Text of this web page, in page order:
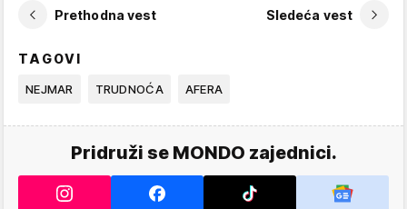
Prethodna vest Sledeća vest
TAGOVI
NEJMAR TRUDNOĆA AFERA
Pridruži se MONDO zajednici.